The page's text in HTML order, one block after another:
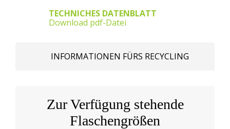
TECHNICHES DATENBLATT
Download pdf-Datei
INFORMATIONEN FÜRS RECYCLING
Zur Verfügung stehende
Flaschengrößen